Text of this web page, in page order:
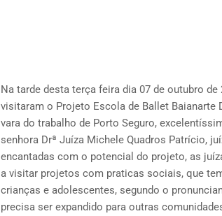
Na tarde desta terça feira dia 07 de outubro
visitaram o Projeto Escola de Ballet Baianarte
vara do trabalho de Porto Seguro,
senhora Drª Juíza Michele Quadros Patrício,
encantadas com o potencial do projeto, as
a visitar projetos com praticas sociais, que
crianças e adolescentes, segundo o
precisa ser expandido para outras